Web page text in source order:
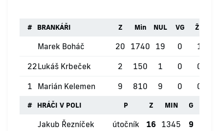
# BRANKÁŘI Z Min NUL VG ŽK
Marek Boháč 20 1740 19 0 1
22Lukáš Krbeček 2 150 1 0 0
1 Marián Kelemen 9 810 9 0 0
# HRÁČI V POLI P Z MIN G
Jakub Řezníček útočník 16 1345 9